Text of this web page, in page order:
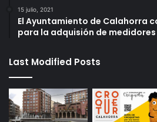
15 julio, 2021
El Ayuntamiento de Calahorra
para la adquisión de medidores
Last Modified Posts